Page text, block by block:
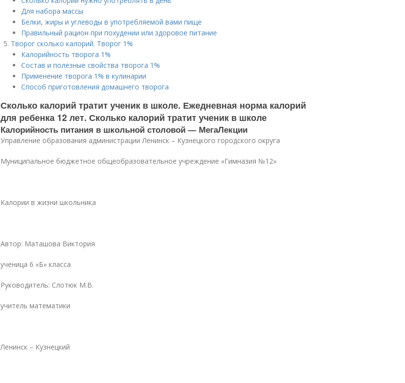
Для набора массы
Белки, жиры и углеводы в употребляемой вами пище
Правильный рацион при похудении или здоровое питание
Творог сколько калорий. Творог 1%
Калорийность творога 1%
Состав и полезные свойства творога 1%
Применение творога 1% в кулинарии
Способ приготовления домашнего творога
Сколько калорий тратит ученик в школе. Ежедневная норма калорий
для ребенка 12 лет. Сколько калорий тратит ученик в школе
Калорийность питания в школьной столовой — МегаЛекции
Управление образования администрации Ленинск – Кузнецкого городского округа
Муниципальное бюджетное общеобразовательное учреждение «Гимназия №12»
Калории в жизни школьника
Автор: Маташова Виктория
ученица 6 «Б» класса
Руководитель: Слотюк М.В.
учитель математики
Ленинск – Кузнецкий